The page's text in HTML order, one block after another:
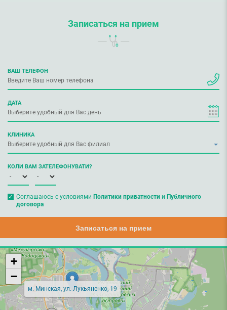
Записаться на прием
ВАШ ТЕЛЕФОН
ДАТА
КЛИНИКА
КОЛИ ВАМ ЗАТЕЛЕФОНУВАТИ?
Соглашаюсь с условиями Политики приватностии Публичного
договора
Записаться на прием
м. Минская, ул. Лукьяненко, 19
+
−